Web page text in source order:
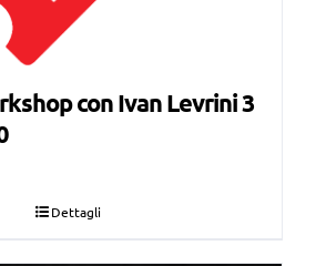
con Ivan Levrini 3
Dettagli